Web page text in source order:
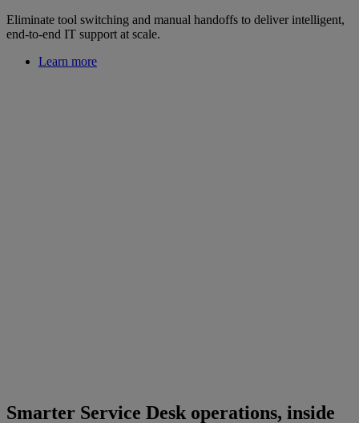
Eliminate tool switching and manual handoffs to deliver intelligent,
end‑to‑end IT support at scale.
Learn more
Smarter Service Desk operations, inside